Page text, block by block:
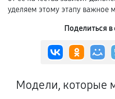
уделяем этому этапу важное
Поделиться в
Модели, которые